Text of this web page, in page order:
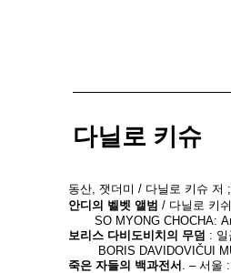
다닐로 키슈
동산 ,잿더미 / 다닐로 키슈 저 ;
안디의 벨벳 앨범 / 다닐로 키쉬
SO MYONG CHOCHA:
보리스 다비도비치의 무덤 : 일
BORIS DAVIDOVIČUI
죽은 자들의 백과전서 .–서울 :